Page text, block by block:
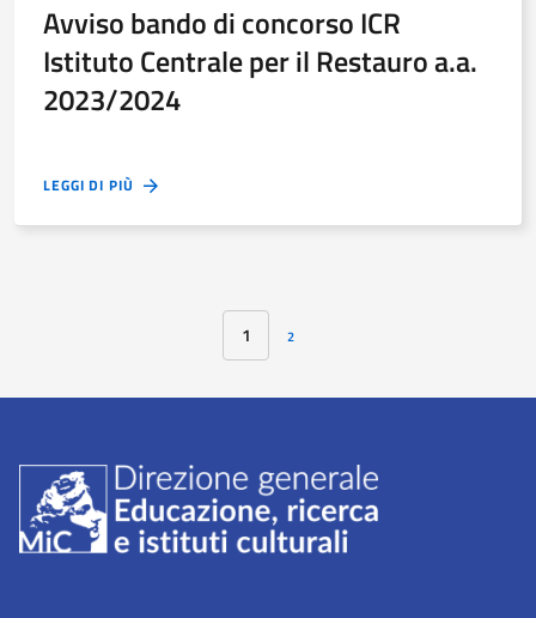
Avviso bando di concorso ICR
Istituto Centrale per il Restauro a.a.
2023/2024
LEGGI DI PIÙ
1 2